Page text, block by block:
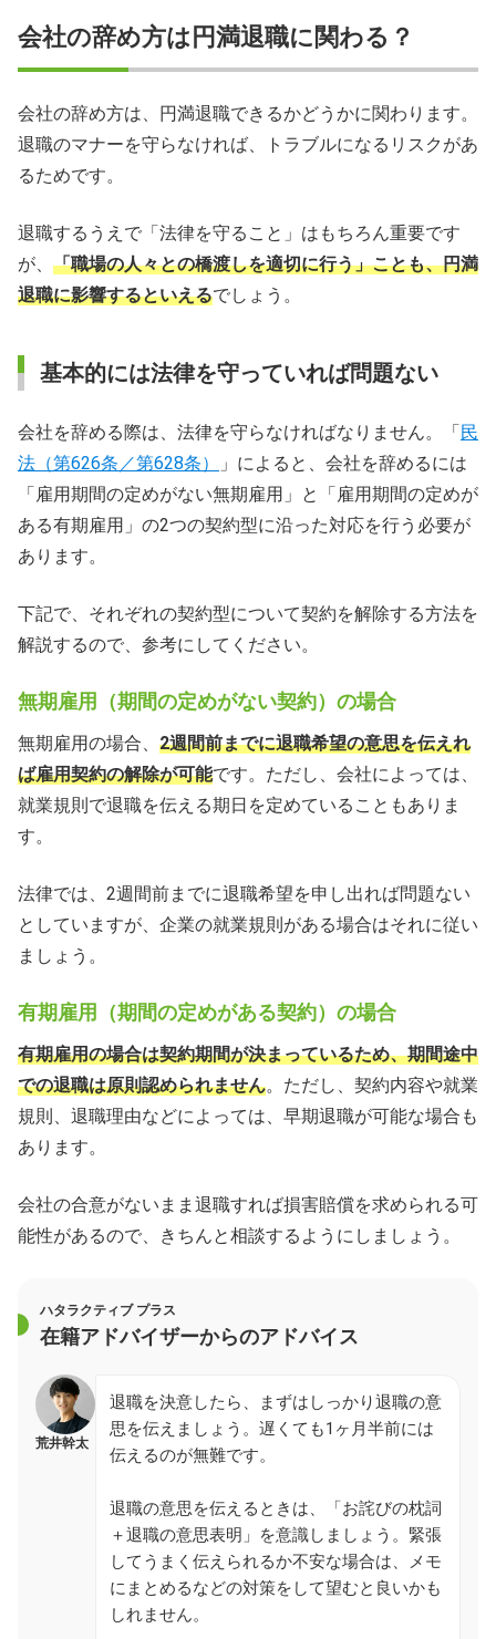
会社の辞め方で知っておくべき退職理由の言い方
会社の辞め方で起こりうるトラブルの例と対処法
会社の辞め方に関するFAQ
会社の辞め方は円満退職に関わる？
会社の辞め方は、円満退職できるかどうかに関わります。
退職のマナーを守らなければ、トラブルになるリスクがあ
るためです。
退職するうえで「法律を守ること」はもちろん重要です
が、 「職場の人々との橋渡しを適切に行う」ことも、円満
退職に影響するといえるでしょう。
基本的には法律を守っていれば問題ない
会社を辞める際は、法律を守らなければなりません。「 民
法（第626条／第628条）
」によると、会社を辞めるには
「雇用期間の定めがない無期雇用」と「雇用期間の定めが
ある有期雇用」の2つの契約型に沿った対応を行う必要が
あります。
下記で、それぞれの契約型について契約を解除する方法を
解説するので、参考にしてください。
無期雇用（期間の定めがない契約）の場合
無期雇用の場合、 2週間前までに退職希望の意思を伝えれ
ば雇用契約の解除が可能です。ただし、会社によっては、
就業規則で退職を伝える期日を定めていることもありま
す。
法律では、2週間前までに退職希望を申し出れば問題ない
としていますが、企業の就業規則がある場合はそれに従い
ましょう。
有期雇用（期間の定めがある契約）の場合
有期雇用の場合は契約期間が決まっているため、期間途中
での退職は原則認められません。ただし、契約内容や就業
規則、退職理由などによっては、早期退職が可能な場合も
あります。
会社の合意がないまま退職すれば損害賠償を求められる可
能性があるので、きちんと相談するようにしましょう。
ハタラクティブ プラス
在籍アドバイザーからのアドバイス
荒井幹太
退職を決意したら、まずはしっかり退職の意
思を伝えましょう。遅くても1ヶ月半前には
伝えるのが無難です。
退職の意思を伝えるときは、「お詫びの枕詞
＋退職の意思表明」を意識しましょう。緊張
してうまく伝えられるか不安な場合は、メモ
にまとめるなどの対策をして望むと良いかも
しれません。